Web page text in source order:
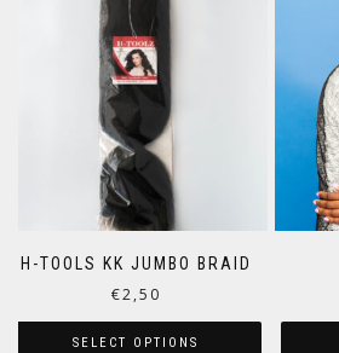
H-TOOLS KK JUMBO BRAID
€2,50
SELECT OPTIONS